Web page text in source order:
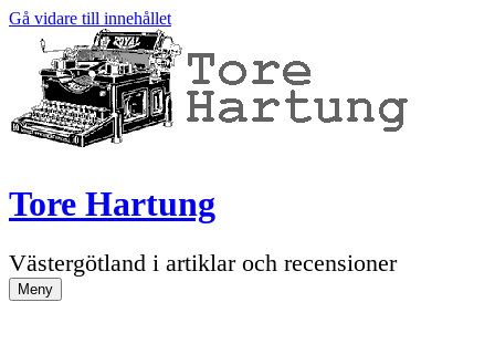
Gå vidare till innehållet
Tore Hartung
Västergötland i artiklar och recensioner
Meny